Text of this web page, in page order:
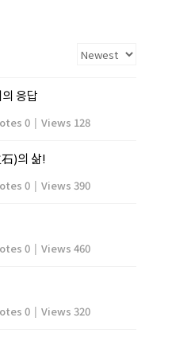
응답
0 | Views 128
)의 삶!
0 | Views 390
0 | Views 460
0 | Views 320